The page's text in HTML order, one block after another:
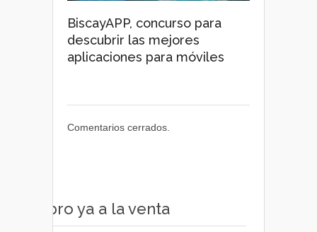
BiscayAPP, concurso para
descubrir las mejores
aplicaciones para móviles
Comentarios cerrados.
Libro ya a la venta